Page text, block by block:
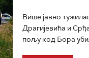
Више јавно
Драгијевића и
пољу код Бора